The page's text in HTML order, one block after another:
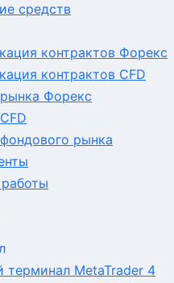
средств
контрактов Форекс
контрактов CFD
Форекс
рынка
терминал MetaTrader 4